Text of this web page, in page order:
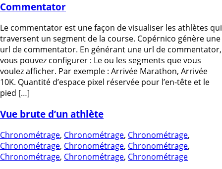
Commentator
Le commentator est une façon de visualiser les athlètes qui
traversent un segment de la course. Copérnico génère une
url de commentator. En générant une url de commentator,
vous pouvez configurer : Le ou les segments que vous
voulez afficher. Par exemple : Arrivée Marathon, Arrivée
10K. Quantité d’espace pixel réservée pour l’en-tête et le
pied […]
Vue brute d’un athlète
Chronométrage, Chronométrage, Chronométrage,
Chronométrage, Chronométrage, Chronométrage,
Chronométrage, Chronométrage, Chronométrage